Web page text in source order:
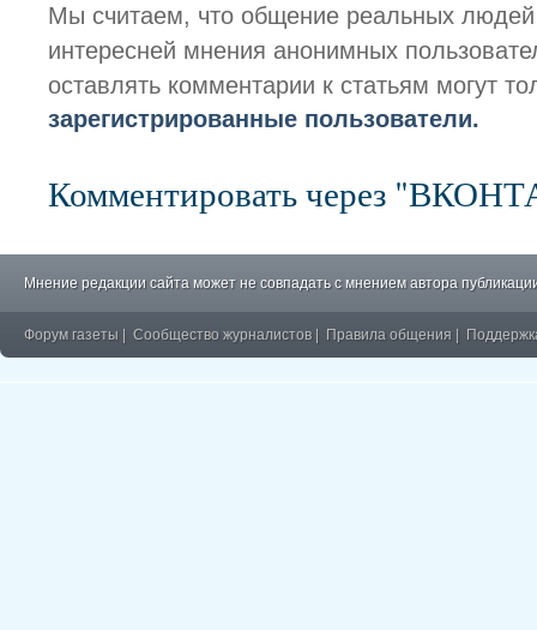
Мы считаем, что общение реальных
интересней мнения анонимных
оставлять комментарии к статьям могут
зарегистрированные пользователи.
Комментировать через
Мнение редакции сайта может не совпадать с мнением автора
Форум газеты Сообщество журналистов Правила общения
�